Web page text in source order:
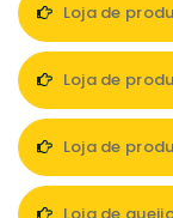
Loja de
Loja de
Loja de